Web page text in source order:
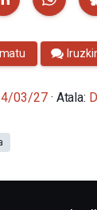
03/27 · Atala: